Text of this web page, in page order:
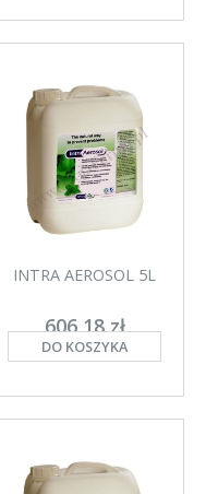
INTRA AEROSOL 5L
606,18 zł
netto: 561,28 zł
DO KOSZYKA